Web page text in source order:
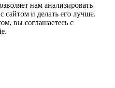
нам анализировать
сайтом и делать его лучше.
вы соглашаетесь с